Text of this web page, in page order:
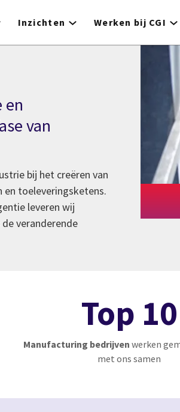
Inzichten Werken bij CGI
en
van
bij het creëren van
en toeleveringsketens.
leveren wij
veranderende
Top 10
Manufacturing bedrijven werken
met ons samen